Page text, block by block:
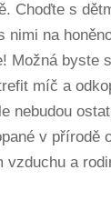
Choďte s
na
Možná byste
míč a
nebudou
v přírodě
a